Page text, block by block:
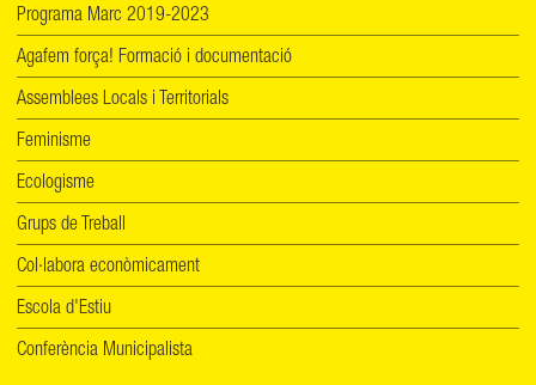
Programa Marc 2019-2023
Agafem força! Formació i documentació
Assemblees Locals i Territorials
Feminisme
Ecologisme
Grups de Treball
Col·labora econòmicament
Escola d'Estiu
Conferència Municipalista